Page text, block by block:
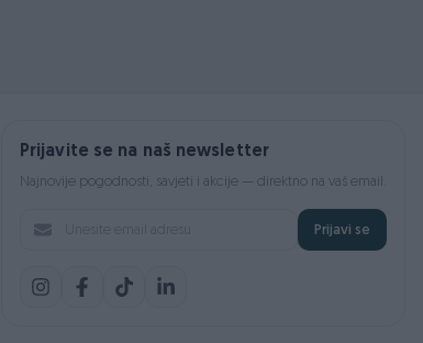
Prijavite se na naš newsletter
Najnovije pogodnosti, savjeti i akcije — direktno na vaš email.
Prijavi se